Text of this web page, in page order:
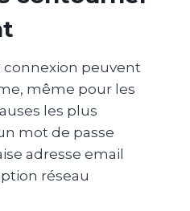
connexion peuvent
même pour les
les plus
mot de passe
adresse email
réseau